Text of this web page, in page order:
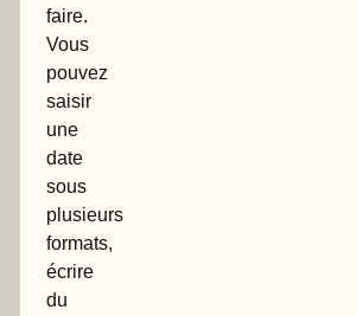
faire.
Vous
pouvez
saisir
une
date
sous
plusieurs
formats,
écrire
du